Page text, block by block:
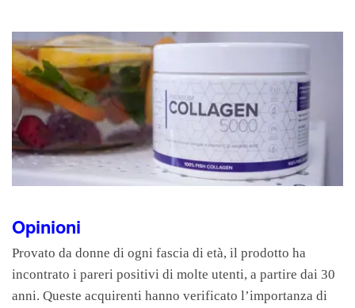
Opinioni
Provato da donne di ogni fascia di età, il prodotto ha
incontrato i pareri positivi di molte utenti, a partire dai 30
anni. Queste acquirenti hanno verificato l’importanza di